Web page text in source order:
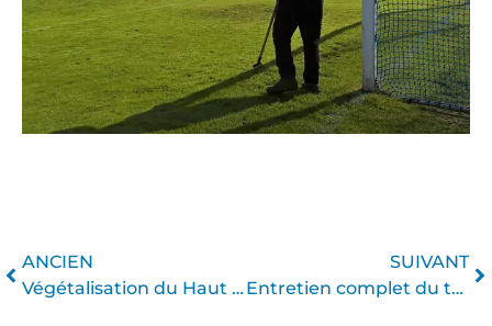
Précédent
ANCIEN
Végétalisation du Haut Andrakas
SUIVANT
Entretien complet du terrain de football SD Leioa. Sarriena